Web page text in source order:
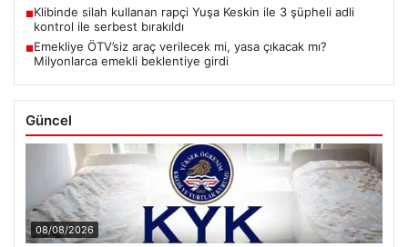
■Klibinde silah kullanan rapçi Yuşa Keskin ile 3 şüpheli adli
kontrol ile serbest bırakıldı
■Emekliye ÖTV’siz araç verilecek mi, yasa çıkacak mı?
Milyonlarca emekli beklentiye girdi
Güncel
08/08/2026